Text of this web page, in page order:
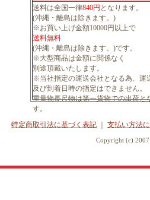
送料は全国一律840円 となります。
(沖縄・離島は除きます。)
※お買い上げ金額10000円以上で
送料無料
(沖縄・離島は除きます。)です。
※大型商品は金額に関係なく
別途頂戴いたします。
※当社指定の運送会社となる為、運
及び到着日時の指定はできません。
重量物長尺物は第一貨物での出荷と
す。
特定商取引法に基づく表記
支払い方法
Copyright (c)